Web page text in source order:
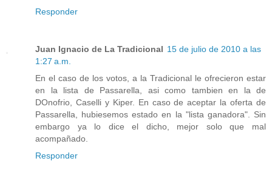
Responder
Juan Ignacio de La Tradicional 15 de julio de 2010 a las
1:27 a.m.
En el caso de los votos, a la Tradicional le ofrecieron estar
en la lista de Passarella, asi como tambien en la de
DOnofrio, Caselli y Kiper. En caso de aceptar la oferta de
Passarella, hubiesemos estado en la "lista ganadora". Sin
embargo ya lo dice el dicho, mejor solo que mal
acompañado.
Responder